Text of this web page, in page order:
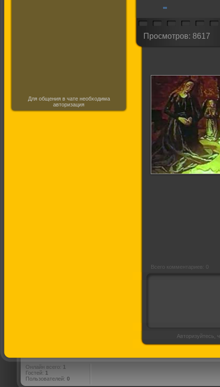
Для общения в чате необходима
авторизация
Просмотров: 8617
Всего комментариев: 0
Авторизуйтесь,
Онлайн всего: 1
Гостей: 1
Пользователей: 0